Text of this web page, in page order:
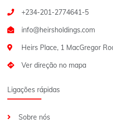
+234-201-2774641-5
Heirs Place, 1 MacGregor
Ver direção no mapa
Ligações rápidas
Sobre nós